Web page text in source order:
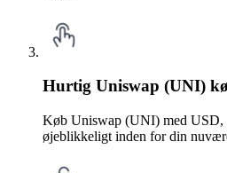
Hurtig Uniswap (UNI)
Køb Uniswap (UNI) med USD,
øjeblikkeligt inden for din